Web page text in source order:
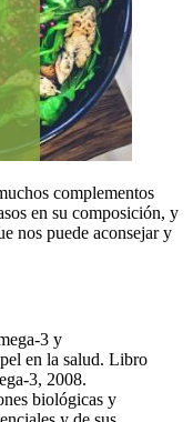
complementos
en su composición, y
nos puede aconsejar y
3 y
en la salud. Libro
3, 2008.
biológicas y